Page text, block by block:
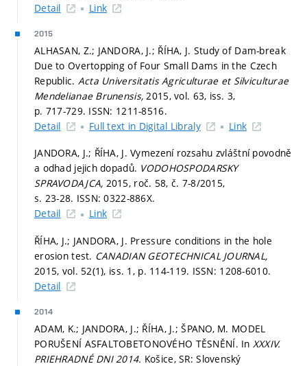
Detail
Link
2015
ALHASAN, Z.; JANDORA, J.; ŘÍHA, J. Study of Dam-break
Due to Overtopping of Four Small Dams in the Czech
Republic. Acta Universitatis Agriculturae et Silviculturae
Mendelianae Brunensis,2015, vol. 63, iss. 3,
p. 717-729. ISSN: 1211-8516.
Detail
Full text in Digital Libraly Link
JANDORA, J.; ŘÍHA, J. Vymezení rozsahu zvláštní povodně
a odhad jejich dopadů. VODOHOSPODARSKY
SPRAVODAJCA, 2015, roč. 58, č. 7-8/2015,
s. 23-28. ISSN: 0322-886X.
Detail
Link
ŘÍHA, J.; JANDORA, J. Pressure conditions in the hole
erosion test. CANADIAN GEOTECHNICAL JOURNAL,
2015, vol. 52(1), iss. 1, p. 114-119. ISSN: 1208-6010.
Detail
2014
ADAM, K.; JANDORA, J.; ŘÍHA, J.; ŠPANO, M. MODEL
PORUŠENÍ ASFALTOBETONOVÉHO TĚSNĚNÍ. In XXXIV.
PRIEHRADNÉ DNI 2014. Košice, SR: Slovenský